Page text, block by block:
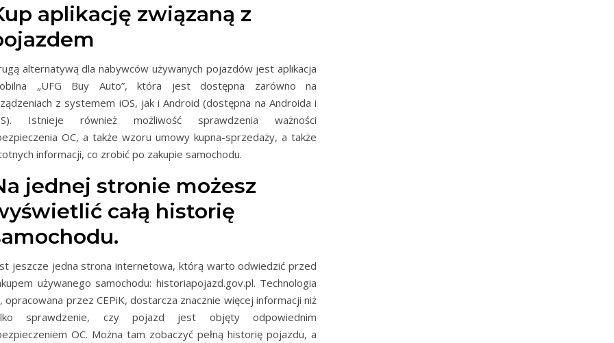
aplikację związaną z
alternatywą dla nabywców używanych pojazdów jest aplikacja
„UFG Buy Auto”, która jest dostępna zarówno na
z systemem iOS, jak i Android (dostępna na Androida i
Istnieje również możliwość sprawdzenia ważności
OC, a także wzoru umowy kupna-sprzedaży, a także
informacji, co zrobić po zakupie samochodu.
jednej stronie możesz
całą historię
jeszcze jedna strona internetowa, którą warto odwiedzić przed
używanego samochodu: historiapojazd.gov.pl. Technologia
opracowana przez CEPiK, dostarcza znacznie więcej informacji niż
sprawdzenie, czy pojazd jest objęty odpowiednim
OC. Można tam zobaczyć pełną historię pojazdu, a